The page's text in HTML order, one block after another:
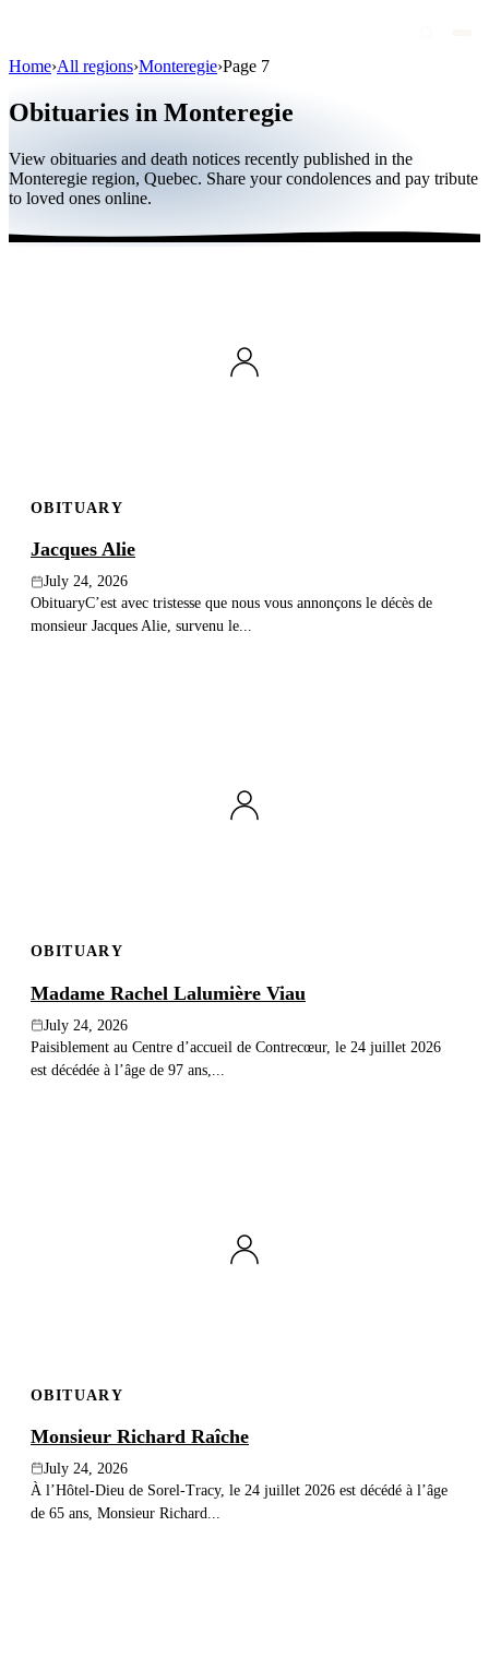
Public figures
Quebec
Canada
International
Search
Home›All regions›Monteregie›Page 7
Obituaries in Monteregie
View obituaries and death notices recently published in the
Monteregie region, Quebec. Share your condolences and pay tribute
to loved ones online.
OBITUARY
Jacques Alie
July 24, 2026
ObituaryC’est avec tristesse que nous vous annonçons le décès de
monsieur Jacques Alie, survenu le...
OBITUARY
Madame Rachel Lalumière Viau
July 24, 2026
Paisiblement au Centre d’accueil de Contrecœur, le 24 juillet 2026
est décédée à l’âge de 97 ans,...
OBITUARY
Monsieur Richard Raîche
July 24, 2026
À l’Hôtel-Dieu de Sorel-Tracy, le 24 juillet 2026 est décédé à l’âge
de 65 ans, Monsieur Richard...